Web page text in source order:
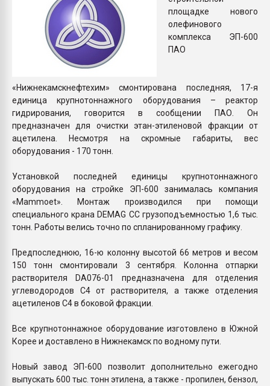
площадке нового
олефинового
комплекса ЭП-600
ПАО
«Нижнекамскнефтехим» смонтирована последняя, 17-я
единица крупнотоннажного оборудования – реактор
гидрирования, говорится в сообщении ПАО. Он
предназначен для очистки этан-этиленовой фракции от
ацетилена. Несмотря на скромные габариты, вес
оборудования - 170 тонн.
Установкой последней единицы крупнотоннажного
оборудования на стройке ЭП-600 занималась компания
«Mammoet». Монтаж производился при помощи
специального крана DEMAG CC грузоподъемностью 1,6 тыс.
тонн. Работы велись точно по спланированному графику.
Предпоследнюю, 16-ю колонну высотой 66 метров и весом
150 тонн смонтировали 3 сентября. Колонна отпарки
растворителя DA076-01 предназначена для отделения
углеводородов C4 от растворителя, а также отделения
ацетиленов C4 в боковой фракции.
Все крупнотоннажное оборудование изготовлено в Южной
Корее и доставлено в Нижнекамск по водному пути.
Новый завод ЭП-600 позволит дополнительно ежегодно
выпускать 600 тыс. тонн этилена, а также - пропилен, бензол,